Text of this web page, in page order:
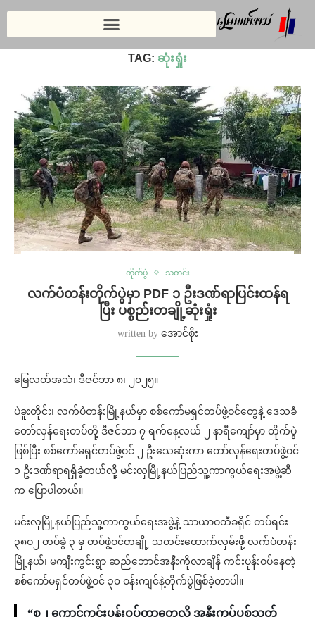
TAG: ဆုံးရှုံး
တိုက်ပွဲ သတင်း
လက်ပံတန်းတိုက်ပွဲမှာ PDF ၁ ဦးဒဏ်ရာပြင်းထန်ရ
ပြီး ပစ္စည်းတချို့ဆုံးရှုံး
written by အောင်စိုး
မြေလတ်အသံ၊ ဒီဇင်ဘာ ၈၊ ၂၀၂၅။
ပဲခူးတိုင်း၊ လက်ပံတန်းမြို့နယ်မှာ စစ်ကော်မရှင်တပ်ဖွဲ့ဝင်တွေနဲ့ ဒေသခံ
တော်လှန်ရေးတပ်တို့ ဒီဇင်ဘာ ၇ ရက်နေ့လယ် ၂ နာရီကျော်မှာ တိုက်ပွဲ
ဖြစ်ပြီး စစ်ကော်မရှင်တပ်ဖွဲ့ဝင် ၂ ဦးသေဆုံးကာ တော်လှန်ရေးတပ်ဖွဲ့ဝင်
၁ ဦးဒဏ်ရာရရှိခဲ့တယ်လို့ မင်းလှမြို့နယ်ပြည်သူ့ကာကွယ်ရေးအဖွဲ့ဆီ
က ပြောပါတယ်။
မင်းလှမြို့နယ်ပြည်သူ့ကာကွယ်ရေးအဖွဲ့နဲ့ သာယာဝတီခရိုင် တပ်ရင်း
၃၈ဝ၂ တပ်ခွဲ ၃ မှ တပ်ဖွဲ့ဝင်တချို့ သတင်းထောက်လှမ်းဖို့ လက်ပံတန်း
မြို့နယ်၊ မကျီးကွင်းရွာ ဆည်ဘောင်အနီးကိုလာချိန် ကင်းပုန်းဝပ်နေတဲ့
စစ်ကော်မရှင်တပ်ဖွဲ့ဝင် ၃၀ ဝန်းကျင်နဲ့တိုက်ပွဲဖြစ်ခဲ့တာပါ။
“စ၂ ကောင်ကင်းပုန်းဝပ်တာတွေ့လို့ အနီးကပ်ပစ်သတ်